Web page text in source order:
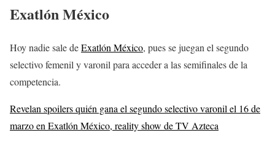
Exatlón México
Hoy nadie sale deExatlón México, pues se juegan el segundo
selectivo femenil y varonil para acceder a las semifinales de la
competencia.
Revelan spoilers quién gana el segundo selectivo varonil el 16 de
marzo en Exatlón México, reality show de TV Azteca